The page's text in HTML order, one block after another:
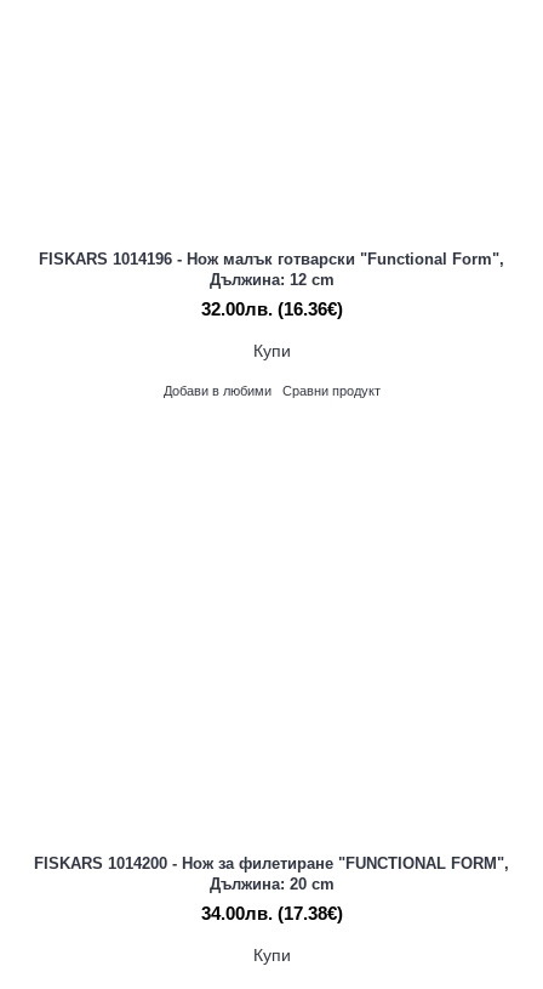
FISKARS 1014196 - Нож малък готварски "Functional Form",
Дължина: 12 cm
32.00лв. (16.36€)
Купи
Добави в любими Сравни продукт
FISKARS 1014200 - Нож за филетиране "FUNCTIONAL FORM",
Дължина: 20 cm
34.00лв. (17.38€)
Купи